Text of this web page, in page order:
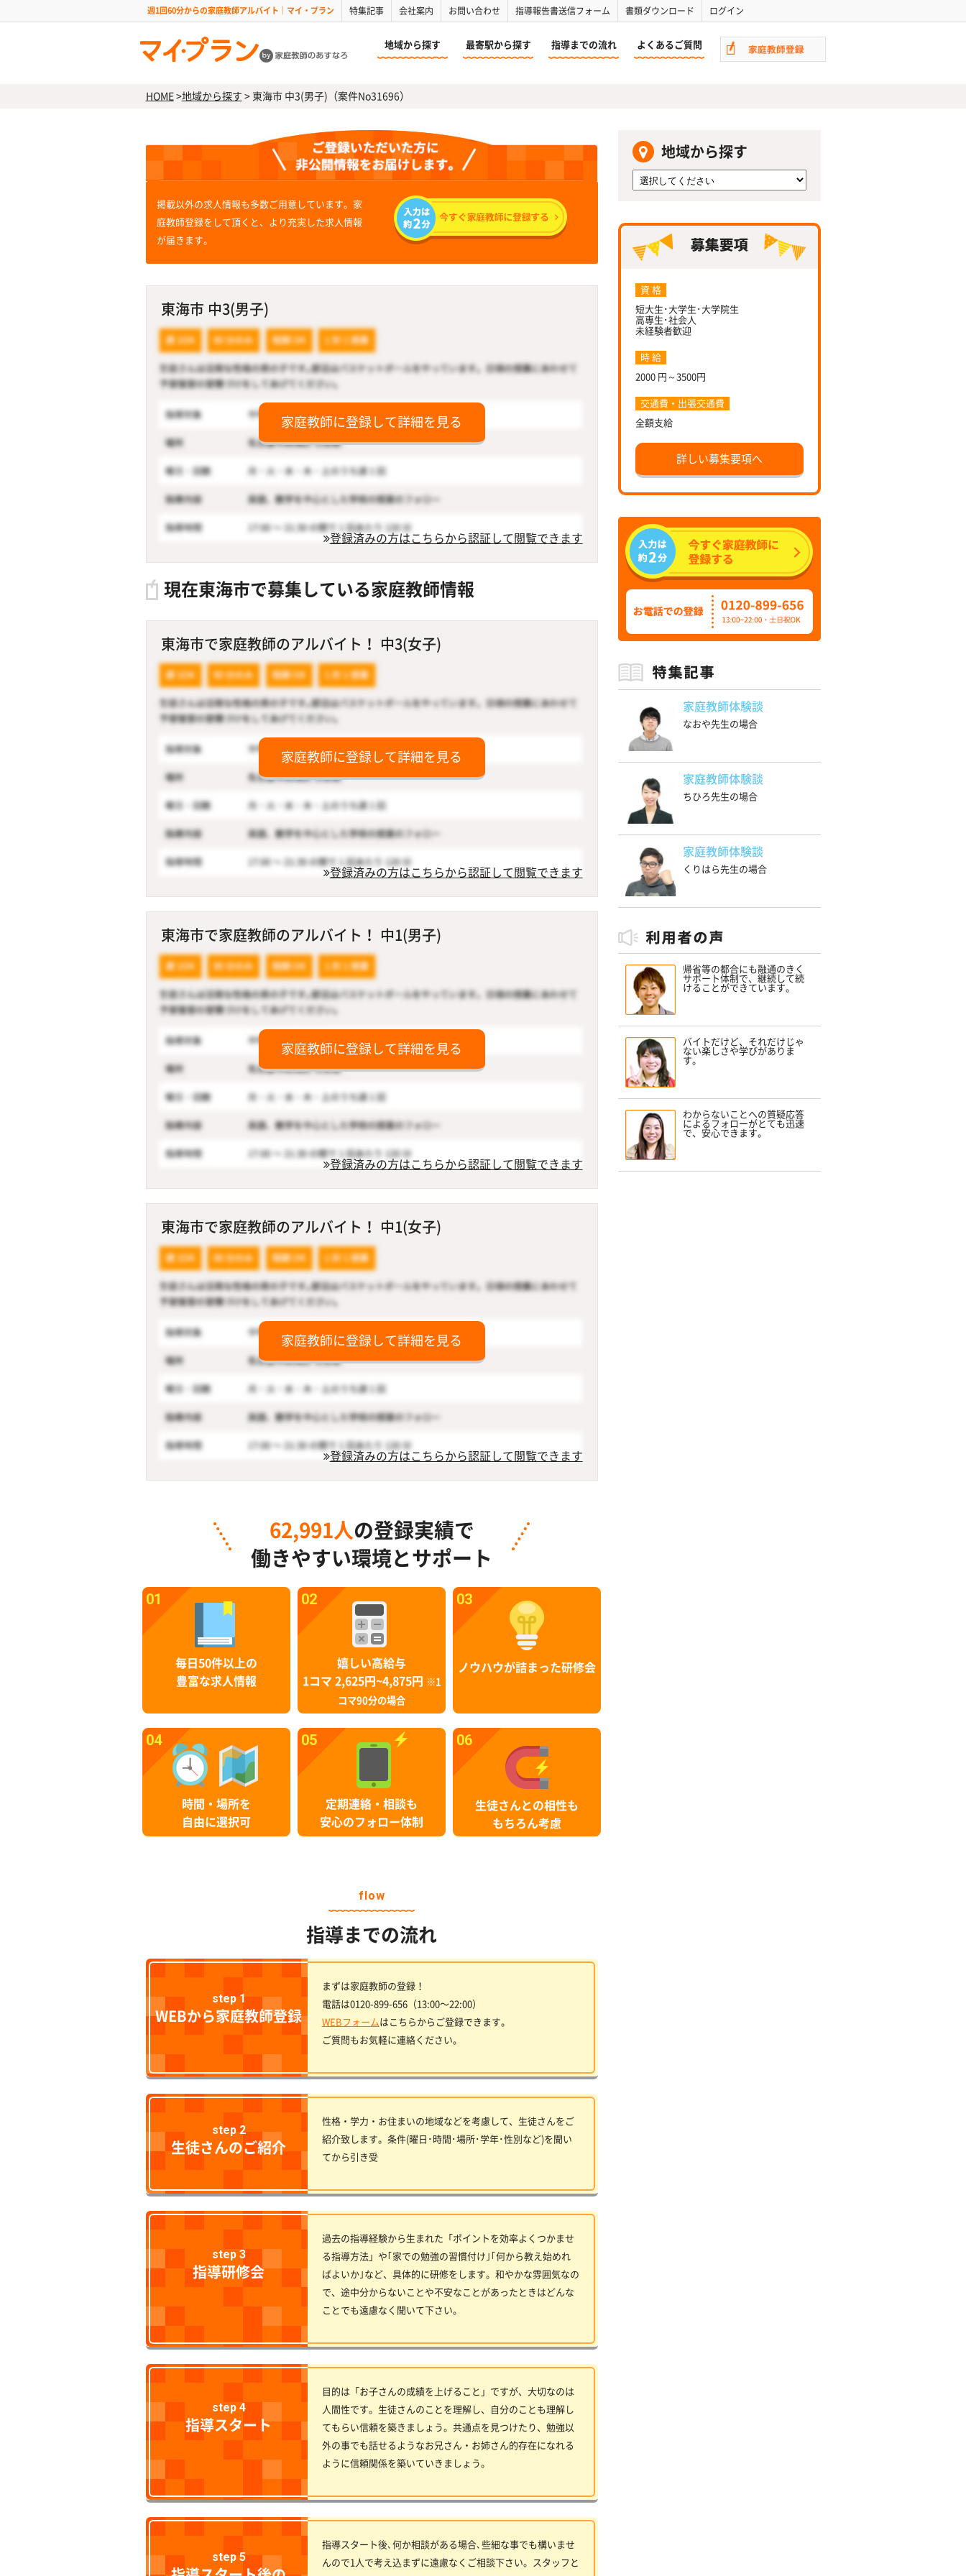
週1回60分からの家庭教師アルバイト｜マイ・プラン 特集記事 会社案内 お問い合わせ 指導報告書送信フォーム 書類ダウンロード ログイン
地域から探す 最寄駅から探す 指導までの流れ よくあるご質問
HOME>地域から探す >東海市 中3(男子)（案件No31696）
掲載以外の求人情報も多数ご用意しています。家
庭教師登録をして頂くと、より充実した求人情報
が届きます。
東海市 中3(男子)
家庭教師に登録して詳細を見る
登録済みの方はこちらから認証して閲覧できます
現在東海市で募集している家庭教師情報
東海市で家庭教師のアルバイト！ 中3(女子)
家庭教師に登録して詳細を見る
登録済みの方はこちらから認証して閲覧できます
東海市で家庭教師のアルバイト！ 中1(男子)
家庭教師に登録して詳細を見る
登録済みの方はこちらから認証して閲覧できます
東海市で家庭教師のアルバイト！ 中1(女子)
家庭教師に登録して詳細を見る
登録済みの方はこちらから認証して閲覧できます
62,991人 の登録実績で
働きやすい環境とサポート
01
毎日50件以上の
豊富な求人情報
02
嬉しい高給与
1コマ 2,625円~4,875円
※1
コマ90分の場合
03
ノウハウが詰まった研修会
04
時間・場所を
自由に選択可
05
定期連絡・相談も
安心のフォロー体制
06
生徒さんとの相性も
もちろん考慮
flow
指導までの流れ
step 1
WEBから家庭教師登録
まずは家庭教師の登録！
電話は0120-899-656（13:00〜22:00）
WEBフォームはこちらからご登録できます。
ご質問もお気軽に連絡ください。
step 2
生徒さんのご紹介
性格・学力・お住まいの地域などを考慮して、生徒さんをご
紹介致します。条件(曜日･時間･場所･学年･性別など)を聞い
てから引き受
step 3
指導研修会
過去の指導経験から生まれた「ポイントを効率よくつかませ
る指導方法」や｢家での勉強の習慣付け｣｢何から教え始めれ
ばよいか｣など、具体的に研修をします。和やかな雰囲気なの
で、途中分からないことや不安なことがあったときはどんな
ことでも遠慮なく聞いて下さい。
step 4
指導スタート
目的は「お子さんの成績を上げること」ですが、大切なのは
人間性です。生徒さんのことを理解し、自分のことも理解し
てもらい信頼を築きましょう。共通点を見つけたり、勉強以
外の事でも話せるようなお兄さん・お姉さん的存在になれる
ように信頼関係を築いていきましょう。
step 5
指導スタート後､何か相談がある場合､些細な事でも構いませ
んので1人で考え込まずに遠慮なくご相談下さい。スタッフと
地域から探す
資 格
短大生･大学生･大学院生
高専生･社会人
未経験者歓迎
時 給
2000 円～3500円
交通費・出張交通費
全額支給
詳しい募集要項へ
家庭教師体験談
なおや先生の場合
家庭教師体験談
ちひろ先生の場合
家庭教師体験談
くりはら先生の場合
帰省等の都合にも融通のきく
サポート体制で、継続して続
けることができています。
バイトだけど、それだけじゃ
ない楽しさや学びがありま
す。
わからないことへの質疑応答
によるフォローがとても迅速
で、安心できます。